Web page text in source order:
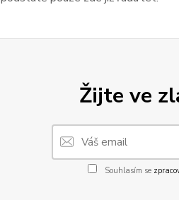
Žijte ve
Souhlasím se